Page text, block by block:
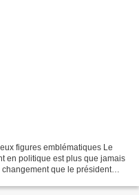
figures emblématiques Le
en politique est plus que jamais
changement que le président